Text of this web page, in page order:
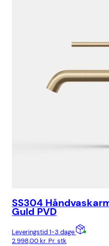
SS304
Guld PVD
Leveringstid 1-3 dage
2.998,00kr. Pr. stk